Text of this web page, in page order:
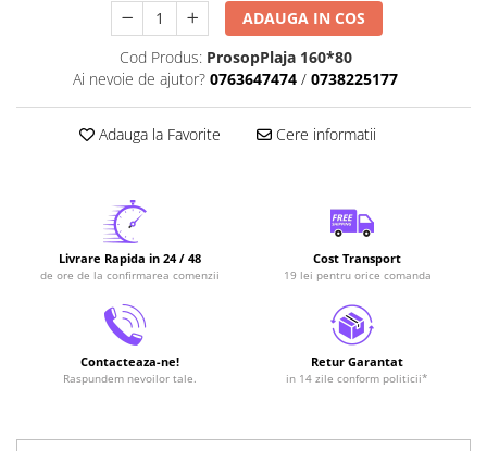
ADAUGA IN COS
Cod Produs: ProsopPlaja 160*80
Ai nevoie de ajutor? 0763647474 / 0738225177
Adauga la Favorite Cere informatii
Livrare Rapida in 24 / 48
de ore de la confirmarea comenzii
Cost Transport
19 lei pentru orice comanda
Contacteaza-ne!
Raspundem nevoilor tale.
Retur Garantat
in 14 zile conform politicii*